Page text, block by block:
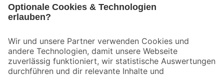
Der toom Newsletter: Keine Angebote und Aktionen mehr verpassen!
Zur Newsletter Anmeldung